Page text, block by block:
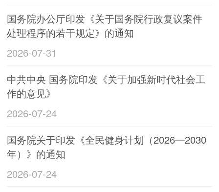
国务院办公厅印发《关于国务院行政复议案件
处理程序的若干规定》的通知
2026-07-31
中共中央 国务院印发《关于加强新时代社会工
作的意见》
2026-07-24
国务院关于印发《全民健身计划（2026—2030
年）》的通知
2026-07-24